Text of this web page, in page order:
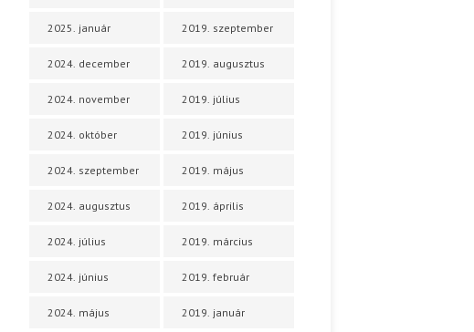
2025. január
2024. december
2024. november
2024. október
2024. szeptember
2024. augusztus
2024. július
2024. június
2024. május
2019. szeptember
2019. augusztus
2019. július
2019. június
2019. május
2019. április
2019. március
2019. február
2019. január